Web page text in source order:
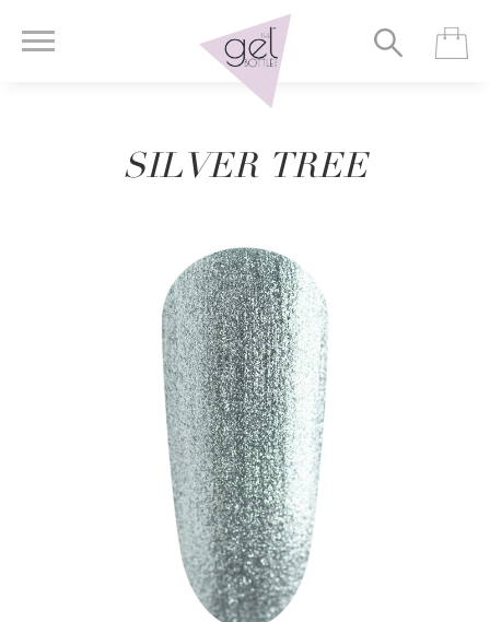
SILVER TREE